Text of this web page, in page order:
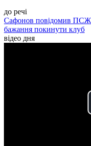
до речі
Сафонов повідомив ПСЖ
бажання покинути клуб
відео дня